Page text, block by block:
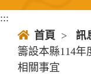
:::
首頁 > 訊
籌設本縣114年
相關事宜